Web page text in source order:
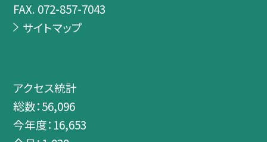
FAX. 072-857-7043
サイトマップ
アクセス統計
総数：56,096
今年度： 16,653